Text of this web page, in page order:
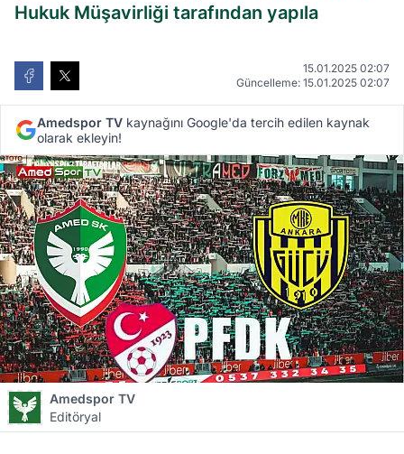
Hukuk Müşavirliği tarafından yapıla
15.01.2025 02:07
Güncelleme: 15.01.2025 02:07
Amedspor TV kaynağını Google'da tercih edilen kaynak
olarak ekleyin!
Amedspor TV
Editöryal